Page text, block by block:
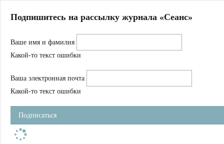
Магазин
Журнал
Школа
Устав
Фильмы
Имена
Тэги
Подпишитесь на рассылку журнала «Сеанс»
Ваше имя и фамилия
Какой-то текст ошибки
Ваша электронная почта
Какой-то текст ошибки
Подписаться